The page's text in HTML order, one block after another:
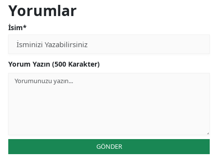
Yorumlar
İsim*
Yorum Yazın (500 Karakter)
GÖNDER